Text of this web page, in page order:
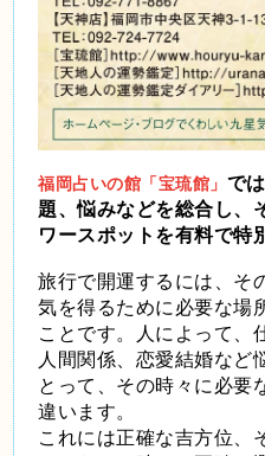
福岡占いの館「宝琉館」 で
題、悩みなどを総合し、
ワースポットを有料で特
旅行で開運するには、そ
気を得るために必要な場
ことです。人によって、
人間関係、恋愛結婚など
とって、その時々に必要
違います。
これには正確な吉方位、